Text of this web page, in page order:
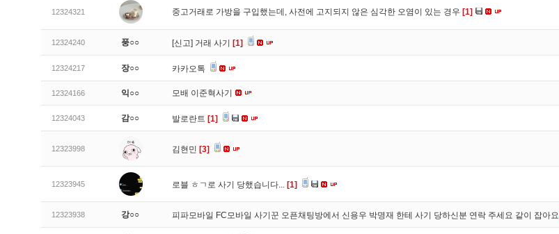
12324321 중고거래로 가방을 구입했는데, 사전에 고지되지 않은 심각한 오염이 있는 경우 [1]
12324240 풍○○ [신고] 거래 사기 [1]
12324217 장○○ 카카오톡
12324166 익○○ 모배 이준혁사기
12324043 감○○ 발로란트 [1]
12323998 김현민 [3]
12323945 로블 ㅎㄱ로 사기 당했습니다... [1]
12323938 강○○ 피파모바일 FC모바일 사기꾼 오픈채팅방에서 신용우 박명재 한테 사기 당하신분 연락 주세요 같이 잡아요